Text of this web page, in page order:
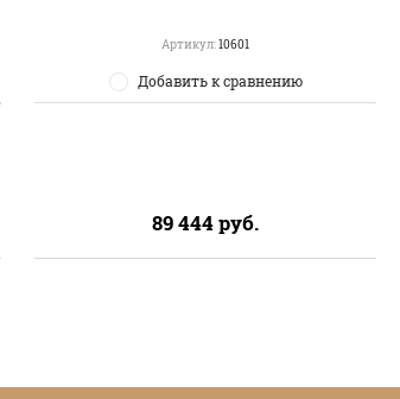
Артикул:10601
Добавить к сравнению
89 444руб.